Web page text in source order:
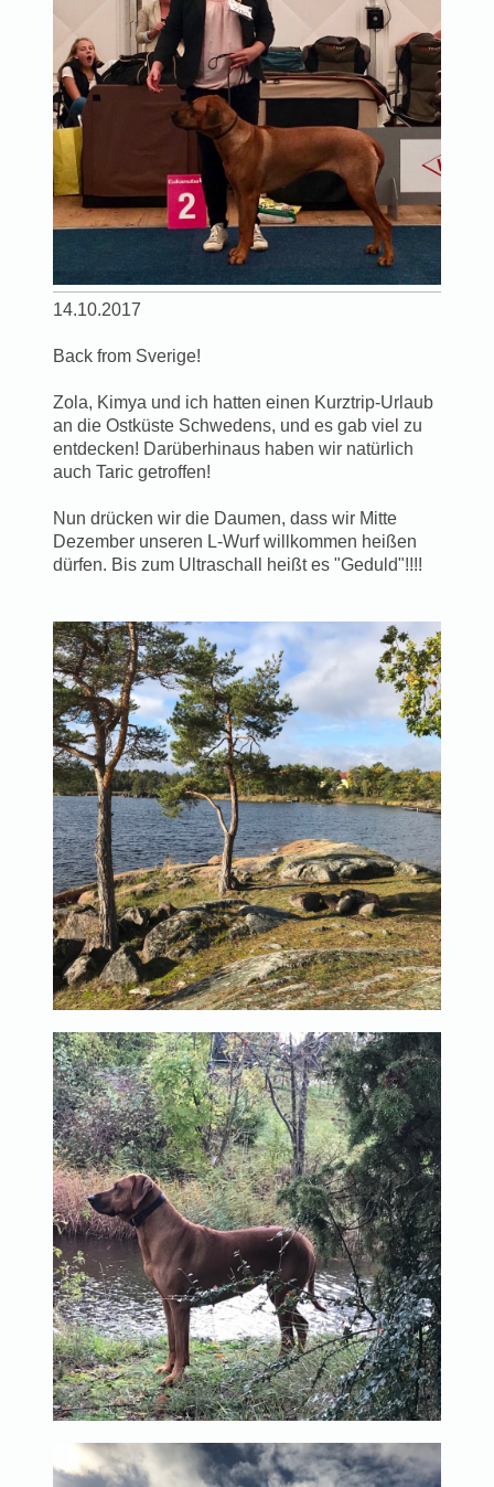
14.10.2017
Back from Sverige!
Zola, Kimya und ich hatten einen Kurztrip-Urlaub
an die Ostküste Schwedens, und es gab viel zu
entdecken! Darüberhinaus haben wir natürlich
auch Taric getroffen!
Nun drücken wir die Daumen, dass wir Mitte
Dezember unseren L-Wurf willkommen heißen
dürfen. Bis zum Ultraschall heißt es "Geduld"!!!!